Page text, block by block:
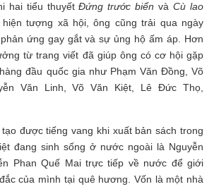
hai tiểu thuyếtĐứng trước biển vàCù lao
tượng xã hội, ông cũng trải qua ngày
ứng gay gắt và sự ủng hộ ấm áp. Hơn
từ trang viết đã giúp ông có cơ hội gặp
đầu quốc gia như Phạm Văn Đồng, Võ
Văn Linh, Võ Văn Kiệt, Lê Đức Thọ,
được tiếng vang khi xuất bản sách trong
đang sinh sống ở nước ngoài là Nguyễn
Phan Quế Mai trực tiếp về nước để giới
của mình tại quê hương. Vốn là một nhà